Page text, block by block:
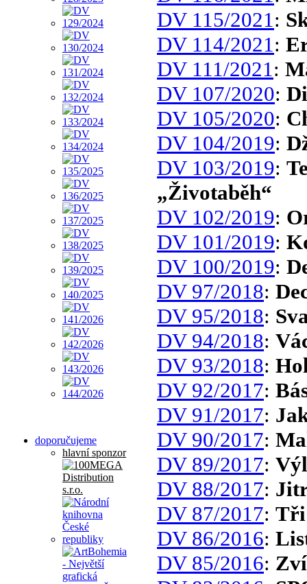
doporučujeme
hlavní sponzor
DV 115/2021 :
DV 114/2021 :
DV 111/2021 :
DV 107/2020:
DV 105/2020:
DV 104/2019:
DV 103/2019:
„Životaběh“
DV 102/2019:
DV 101/2019:
DV 100/2019:
DV 97/2018:
DV 95/2018:
DV 94/2018:
DV 93/2018:
DV 92/2017:
DV 91/2017:
DV 90/2017:
DV 89/2017:
DV 88/2017:
DV 87/2017: Tři
DV 86/2016:
DV 85/2016: